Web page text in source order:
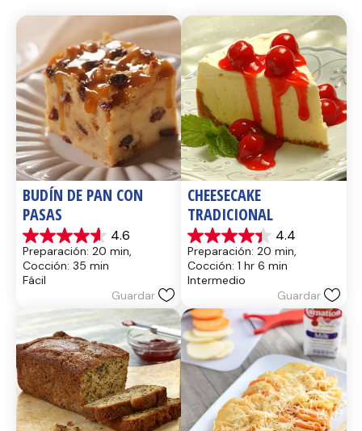
BUDÍN DE PAN CON
PASAS
4.6
4.6
de
5
estrellas.
reseñas
Preparación: 20 min,
Cocción: 35 min
Fácil
Guardar
CHEESECAKE
TRADICIONAL
4.4
4.4
de
5
estrellas.
reseñas
Preparación: 20 min,
Cocción: 1 hr 6 min
Intermedio
Guardar